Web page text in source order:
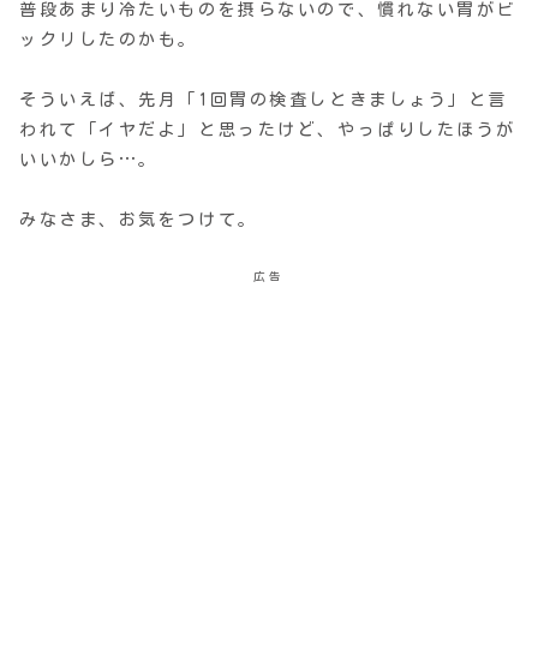
普段あまり冷たいものを摂らないので、慣れない胃がビ
ックリしたのかも。
そういえば、先月「1回胃の検査しときましょう」と言
われて「イヤだよ」と思ったけど、やっぱりしたほうが
いいかしら…。
みなさま、お気をつけて。
広告